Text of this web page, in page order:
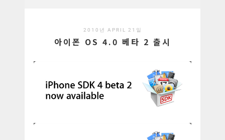
2010년 APRIL 21일
아이폰 OS 4.0 베타 2 출시